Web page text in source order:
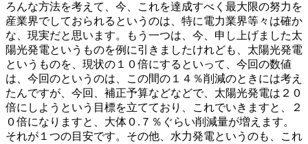
ろんな方法を考えて、今、これを達成すべく最大限の努力を
産業界でしておられるというのは、特に電力業界等々は確か
な、現実だと思います。もう一つは、今、申し上げました太
陽光発電というものを例に引きましたけれども、太陽光発電
というものを、現状の１０倍にするといって、今回の数値
は、今回のというのは、この間の１４％削減のときには考え
たんですが、今回、補正予算などなどで、太陽光発電は２０
倍にしようという目標を立てており、これでいきますと、２
０倍になりますと、大体０.７％ぐらい削減量が増えます。
それが１つの目安です。その他、水力発電というのも、これ